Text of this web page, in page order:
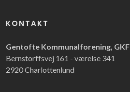
KONTAKT
Gentofte Kommunalforening, GKF
Bernstorffsvej 161 - værelse 341
2920 Charlottenlund